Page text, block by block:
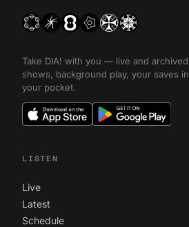
Take DIA! with you — live and archived
shows, background play, your saves in
your pocket.
LISTEN
Live
Latest
Schedule